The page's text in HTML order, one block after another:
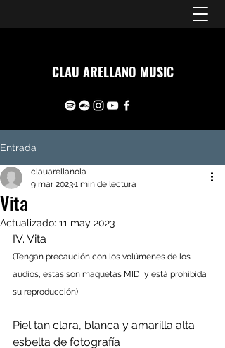
CLAU ARELLANO MUSIC
Entrada
Vita
clauarellanola
9 mar 20231 min de lectura
Actualizado: 11 may 2023
IV. Vita
(Tengan precaución con los volúmenes de los
audios, estas son maquetas MIDI y está prohibida
su reproducción)
Piel tan clara, blanca y amarilla alta
esbelta de fotografía